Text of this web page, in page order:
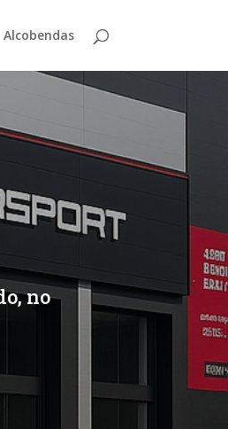
Alcobendas
no